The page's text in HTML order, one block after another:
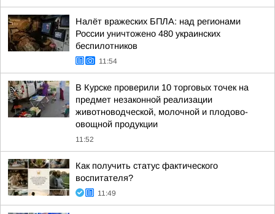
Налёт вражеских БПЛА: над регионами
России уничтожено 480 украинских
беспилотников
11:54
В Курске проверили 10 торговых точек на
предмет незаконной реализации
животноводческой, молочной и плодово-
овощной продукции
11:52
Как получить статус фактического
воспитателя?
11:49